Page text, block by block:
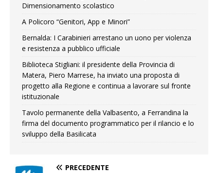
Dimensionamento scolastico
A Policoro “Genitori, App e Minori”
Bernalda: I Carabinieri arrestano un uono per violenza
e resistenza a pubblico ufficiale
Biblioteca Stigliani: il presidente della Provincia di
Matera, Piero Marrese, ha inviato una proposta di
progetto alla Regione e continua a lavorare sul fronte
istituzionale
Tavolo permanente della Valbasento, a Ferrandina la
firma del documento programmatico per il rilancio e lo
sviluppo della Basilicata
PRECEDENTE